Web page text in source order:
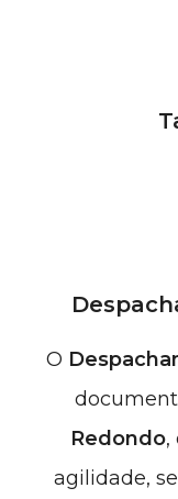
O
Redondo,
agilidade,